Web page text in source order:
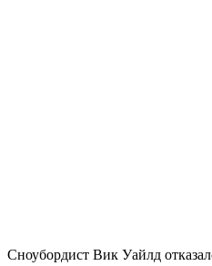
Сноубордист Вик Уайлд